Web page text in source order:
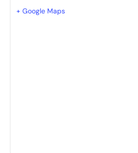
+ Google Maps